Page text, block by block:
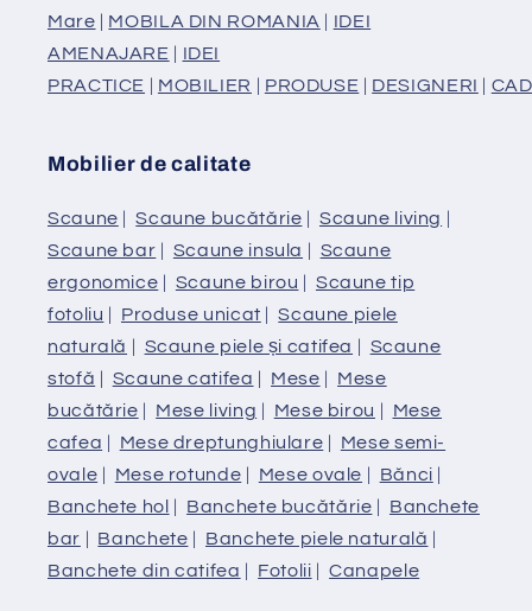
Mare | MOBILA DIN ROMANIA | IDEI
AMENAJARE | IDEI
PRACTICE | MOBILIER | PRODUSE | DESIGNERI |
Mobilier de calitate
Scaune |Scaune bucătărie | Scaune living |
Scaune bar | Scaune insula | Scaune
ergonomice | Scaune birou | Scaune tip
fotoliu | Produse unicat |Scaune piele
naturală | Scaune piele și catifea | Scaune
stofă | Scaune catifea | Mese | Mese
bucătărie | Mese living | Mese birou | Mese
cafea | Mese dreptunghiulare | Mese semi-
ovale | Mese rotunde | Mese ovale | Bănci |
Banchete hol | Banchete bucătărie | Banchete
bar | Banchete | Banchete piele naturală |
Banchete din catifea | Fotolii |Canapele